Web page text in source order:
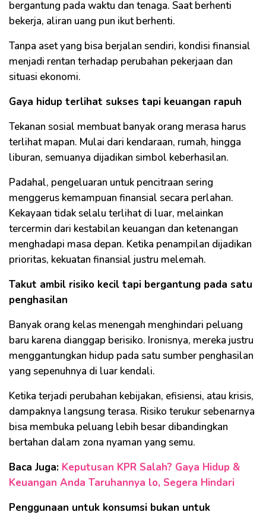
bergantung pada waktu dan tenaga. Saat berhenti
bekerja, aliran uang pun ikut berhenti.
Tanpa aset yang bisa berjalan sendiri, kondisi finansial
menjadi rentan terhadap perubahan pekerjaan dan
situasi ekonomi.
Gaya hidup terlihat sukses tapi keuangan rapuh
Tekanan sosial membuat banyak orang merasa harus
terlihat mapan. Mulai dari kendaraan, rumah, hingga
liburan, semuanya dijadikan simbol keberhasilan.
Padahal, pengeluaran untuk pencitraan sering
menggerus kemampuan finansial secara perlahan.
Kekayaan tidak selalu terlihat di luar, melainkan
tercermin dari kestabilan keuangan dan ketenangan
menghadapi masa depan. Ketika penampilan dijadikan
prioritas, kekuatan finansial justru melemah.
Takut ambil risiko kecil tapi bergantung pada satu
penghasilan
Banyak orang kelas menengah menghindari peluang
baru karena dianggap berisiko. Ironisnya, mereka justru
menggantungkan hidup pada satu sumber penghasilan
yang sepenuhnya di luar kendali.
Ketika terjadi perubahan kebijakan, efisiensi, atau krisis,
dampaknya langsung terasa. Risiko terukur sebenarnya
bisa membuka peluang lebih besar dibandingkan
bertahan dalam zona nyaman yang semu.
Baca Juga: Keputusan KPR Salah? Gaya Hidup &
Keuangan Anda Taruhannya lo, Segera Hindari
Penggunaan untuk konsumsi bukan untuk